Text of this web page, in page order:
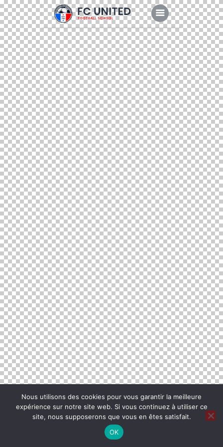
Nous utilisons des cookies pour vous garantir la meilleure
expérience sur notre site web. Si vous continuez à utiliser ce
site, nous supposerons que vous en êtes satisfait.
OK